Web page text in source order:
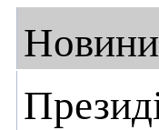
Новини